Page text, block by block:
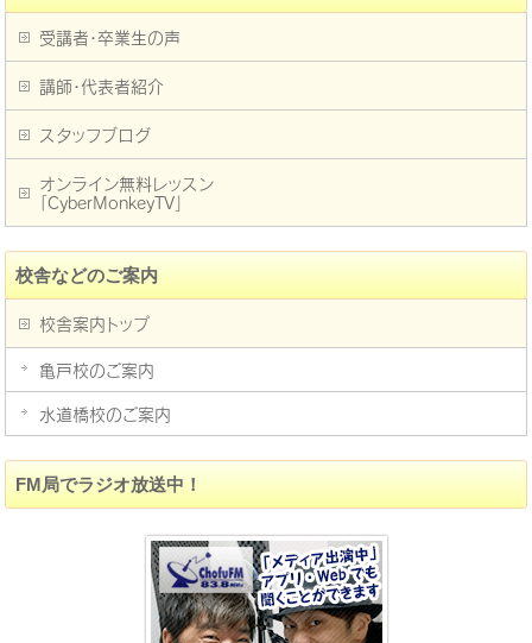
受講者・卒業生の声
講師・代表者紹介
スタッフブログ
オンライン無料レッスン
「CyberMonkeyTV」
校舎などのご案内
校舎案内トップ
亀戸校のご案内
水道橋校のご案内
FM局でラジオ放送中！